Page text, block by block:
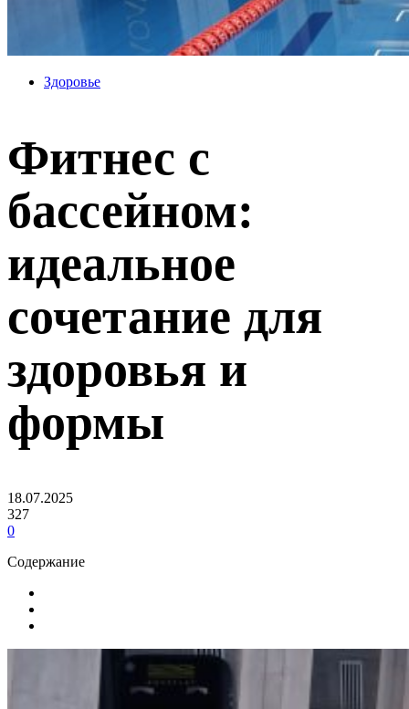
Здоровье
Фитнес с
бассейном:
идеальное
сочетание для
здоровья и
формы
18.07.2025
327
0
Содержание